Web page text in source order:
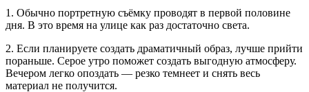
1. Обычно портретную съёмку проводят в первой половине
дня. В это время на улице как раз достаточно света.
2. Если планируете создать драматичный образ, лучше прийти
пораньше. Серое утро поможет создать выгодную атмосферу.
Вечером легко опоздать — резко темнеет и снять весь
материал не получится.